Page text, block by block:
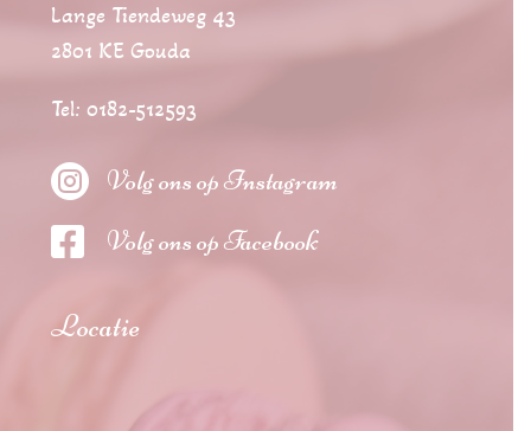
Lange Tiendeweg 43
2801 KE Gouda
Tel: 0182-512593
 Volg ons op Instagram
 Volg ons op Facebook
Locatie